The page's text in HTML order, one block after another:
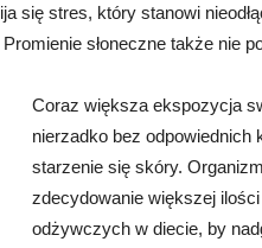
się stres, który stanowi
słoneczne także nie
Coraz większa ekspozycja
nierzadko bez odpowiednich
starzenie się skóry.
zdecydowanie większej
odżywczych w diecie, by